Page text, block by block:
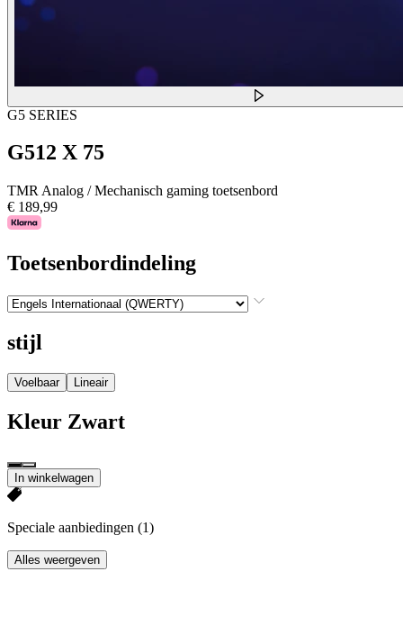
G5 SERIES
G512 X 75
TMR Analog / Mechanisch gaming toetsenbord
€ 189,99
Toetsenbordindeling
stijl
Voelbaar Lineair
Kleur Zwart
In winkelwagen
Speciale aanbiedingen (1)
Alles weergeven